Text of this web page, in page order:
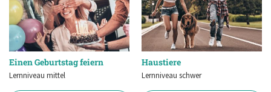
Einen Geburtstag feiern
Lernniveau mittel
Haustiere
Lernniveau schwer